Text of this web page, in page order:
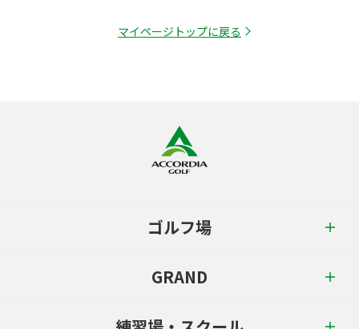
マイページトップに戻る
ゴルフ場
GRAND